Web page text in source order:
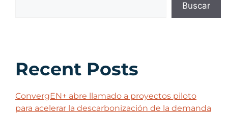
Buscar
Recent Posts
ConvergEN+ abre llamado a proyectos piloto
para acelerar la descarbonización de la demanda